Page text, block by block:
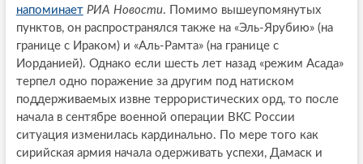
напоминает РИА Новости. Помимо вышеупомянутых
пунктов, он распространялся также на «Эль-Ярубию» (на
границе с Ираком) и «Аль-Рамта» (на границе с
Иорданией). Однако если шесть лет назад «режим Асада»
терпел одно поражение за другим под натиском
поддерживаемых извне террористических орд, то после
начала в сентябре военной операции ВКС России
ситуация изменилась кардинально. По мере того как
сирийская армия начала одерживать успехи, Дамаск и